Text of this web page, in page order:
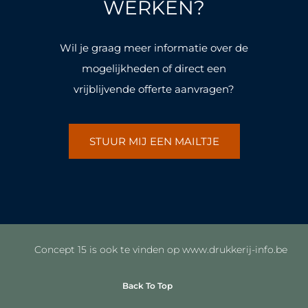
m
WERKEN?
Wil je graag meer informatie over de
mogelijkheden of direct een
vrijblijvende offerte aanvragen?
STUUR MIJ EEN MAILTJE
Concept 15 is ook te vinden op www.drukkerij-info.be
Back To Top